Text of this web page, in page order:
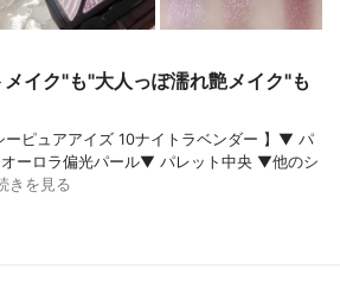
イク"も"大人っぽ濡れ艶メイク"も
ーピュアアイズ 10ナイトラベンダー 】▼ パ
ーロラ偏光パール▼ パレット中央 ▼他のシ
きを見る